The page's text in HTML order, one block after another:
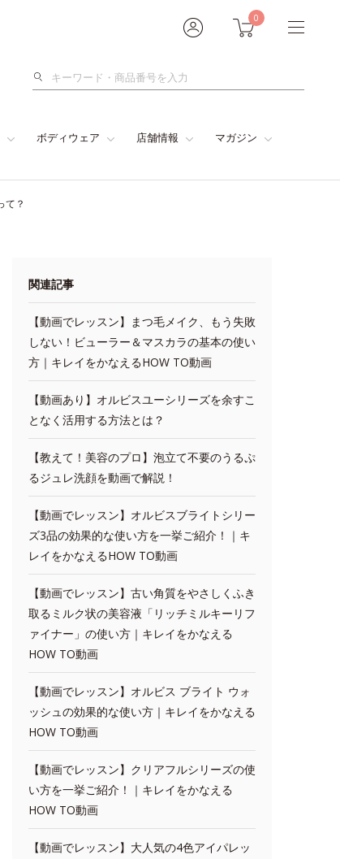
0
検
ボディウェア 店舗情報 マガジン
て？
関連記事
【動画でレッスン】まつ毛メイク、もう失敗
しない！ビューラー＆マスカラの基本の使い
方｜キレイをかなえるHOW TO動画
【動画あり】オルビスユーシリーズを余すこ
となく活用する方法とは？
【教えて！美容のプロ】泡立て不要のうるぷ
るジュレ洗顔を動画で解説！
【動画でレッスン】オルビスブライトシリー
ズ3品の効果的な使い方を一挙ご紹介！｜キ
レイをかなえるHOW TO動画
【動画でレッスン】古い角質をやさしくふき
取るミルク状の美容液「リッチミルキーリフ
ァイナー」の使い方｜キレイをかなえる
HOW TO動画
【動画でレッスン】オルビス ブライト ウォ
ッシュの効果的な使い方｜キレイをかなえる
HOW TO動画
【動画でレッスン】クリアフルシリーズの使
い方を一挙ご紹介！｜キレイをかなえる
HOW TO動画
【動画でレッスン】大人気の4色アイパレッ